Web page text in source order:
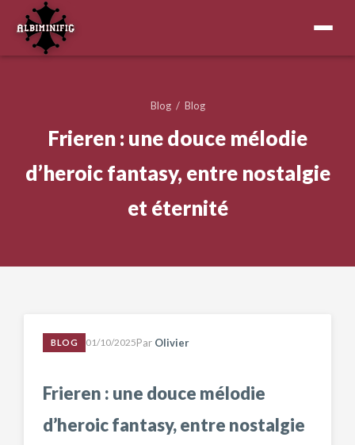
Blog/ Blog
Frieren : une douce mélodie
d’heroic fantasy, entre nostalgie
et éternité
BLOG 01/10/2025Par Olivier
Frieren : une douce mélodie
d’heroic fantasy, entre nostalgie